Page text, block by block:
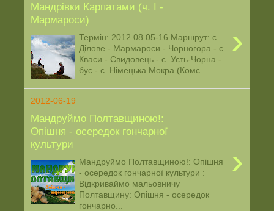
Мандрівки Карпатами (ч. І -
Мармароси)
›
Термін: 2012.08.05-16 Маршрут: c.
Ділове - Мармароси - Чорногора - с.
Кваси - Свидовець - с. Усть-Чорна -
бус - с. Німецька Мокра (Комс...
2012-06-19
Мандруймо Полтавщиною!:
Опішня - осередок гончарної
культури
›
Мандруймо Полтавщиною!: Опішня
- осередок гончарної культури :
Відкриваймо мальовничу
Полтавщину: Опішня - осередок
гончарно...